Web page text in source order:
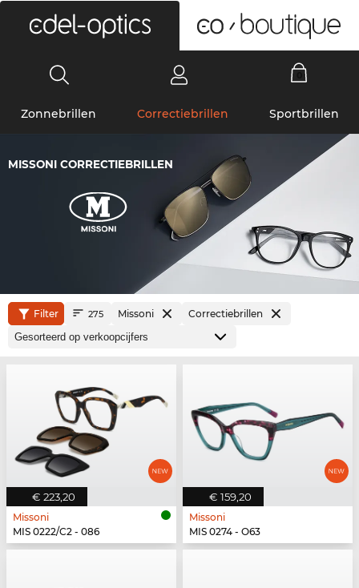
Zonnebrillen Correctiebrillen Sportbrillen
MISSONI CORRECTIEBRILLEN
Filter 275 Missoni Correctiebrillen
€ 223,20
Missoni
MIS 0222/C2 - 086
€ 159,20
Missoni
MIS 0274 - O63